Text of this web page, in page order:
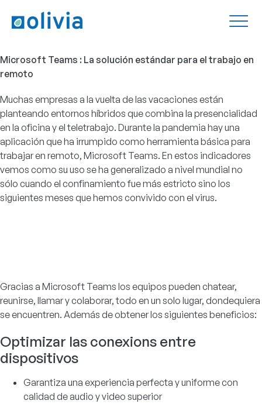
Microsoft Teams : La solución estándar para el trabajo en
remoto
Muchas empresas a la vuelta de las vacaciones están
planteando entornos híbridos que combina la presencialidad
en la oficina y el teletrabajo. Durante la pandemia hay una
aplicación que ha irrumpido como herramienta básica para
trabajar en remoto, Microsoft Teams. En estos indicadores
vemos como su uso se ha generalizado a nivel mundial no
sólo cuando el confinamiento fue más estricto sino los
siguientes meses que hemos convivido con el virus.
Gracias a Microsoft Teams los equipos pueden chatear,
reunirse, llamar y colaborar, todo en un solo lugar, dondequiera
se encuentren. Además de obtener los siguientes beneficios:
Optimizar las conexions entre
dispositivos
Garantiza una experiencia perfecta y uniforme con
calidad de audio y video superior